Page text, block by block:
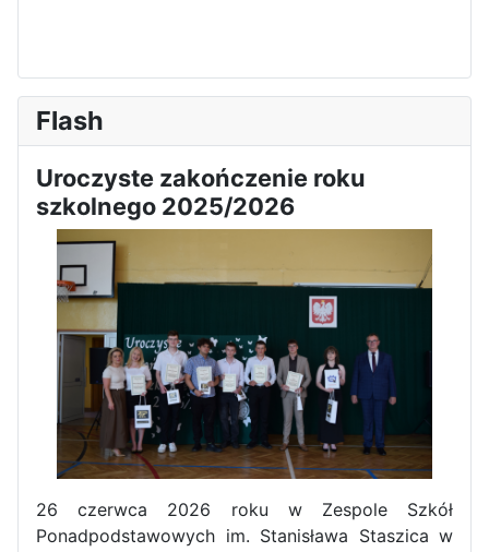
Flash
Uroczyste zakończenie roku
szkolnego 2025/2026
26 czerwca 2026 roku w Zespole Szkół
Ponadpodstawowych im. Stanisława Staszica w